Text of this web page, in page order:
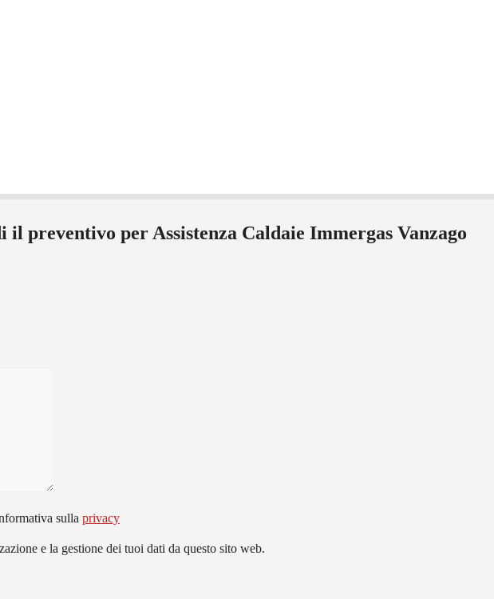
il preventivo per Assistenza Caldaie Immergas Vanzago
sulla privacy
e la gestione dei tuoi dati da questo sito web.